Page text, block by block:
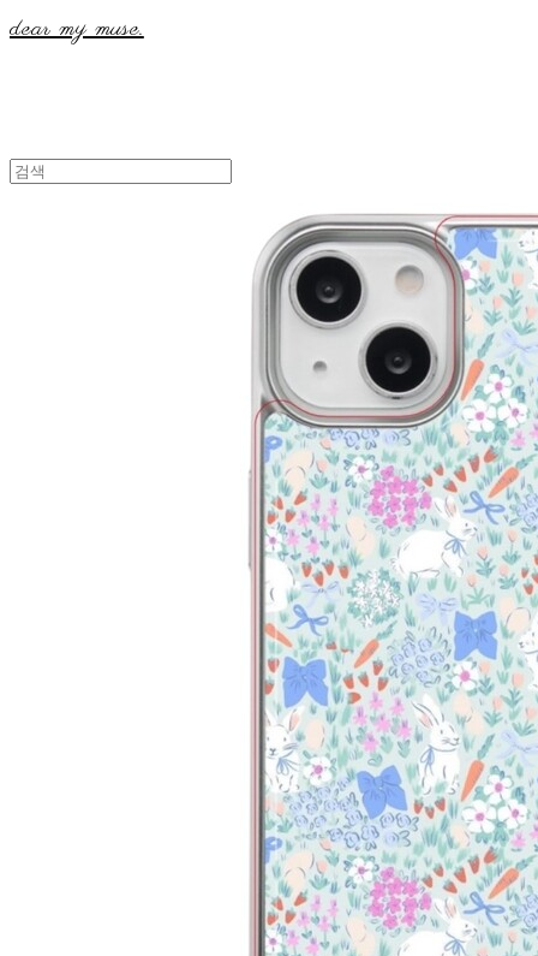
dear my muse.